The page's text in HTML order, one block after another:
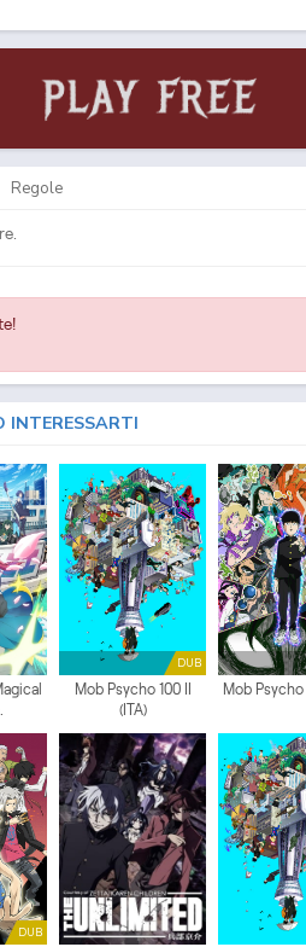
Regole
INTERESSARTI
DUB
Mob Psycho 100 II
(ITA)
Mob Psycho
DUB